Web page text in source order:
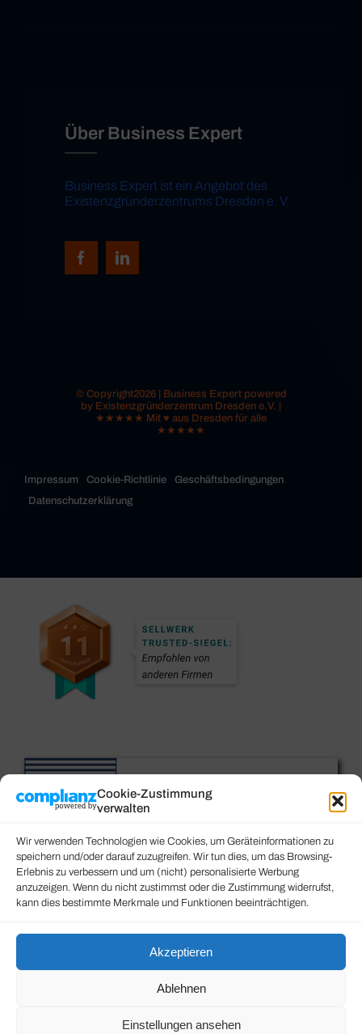
Cookie-Zustimmung
verwalten
Wir verwenden Technologien wie Cookies, um Geräteinformationen zu
speichern und/oder darauf zuzugreifen. Wir tun dies, um das Browsing-
Erlebnis zu verbessern und um (nicht) personalisierte Werbung
anzuzeigen. Wenn du nicht zustimmst oder die Zustimmung widerrufst,
kann dies bestimmte Merkmale und Funktionen beeinträchtigen.
Akzeptieren
Ablehnen
Einstellungen ansehen
Über Business Expert
Business Expert ist ein Angebot des
Existenzgründerzentrums Dresden e. V.
© Copyright2026 | Business Expert powered
by Existenzgründerzentrum Dresden e.V. |
★★★★★ Mit ♥ aus Dresden für alle
★★★★★
Impressum Cookie-Richtlinie
Geschäftsbedingungen
Datenschutzerklärung